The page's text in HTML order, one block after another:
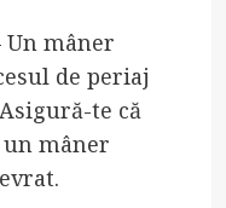
mâner
de periaj
te că
mâner